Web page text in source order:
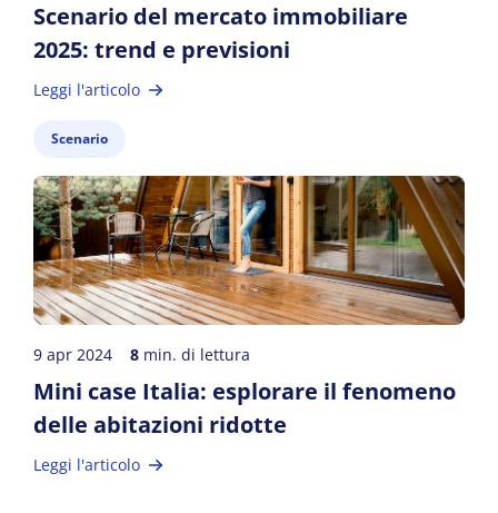
Scenario del mercato immobiliare
2025: trend e previsioni
Leggi l'articolo
Scenario
9 apr 2024 8 min. di lettura
Mini case Italia: esplorare il fenomeno
delle abitazioni ridotte
Leggi l'articolo